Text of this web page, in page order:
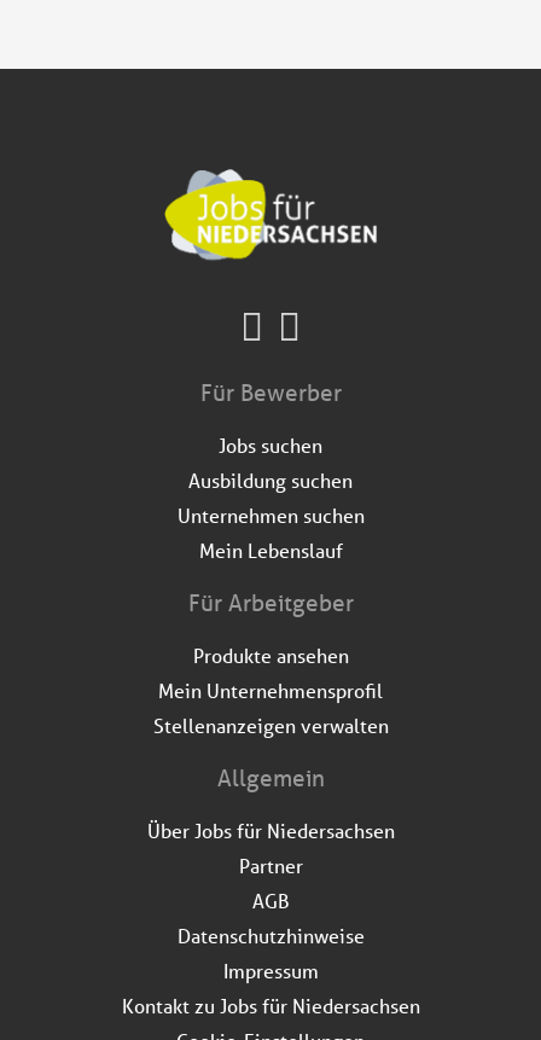
Für Bewerber
Jobs suchen
Ausbildung suchen
Unternehmen suchen
Mein Lebenslauf
Für Arbeitgeber
Produkte ansehen
Mein Unternehmensprofil
Stellenanzeigen verwalten
Allgemein
Über Jobs für Niedersachsen
Partner
AGB
Datenschutzhinweise
Impressum
Kontakt zu Jobs für Niedersachsen